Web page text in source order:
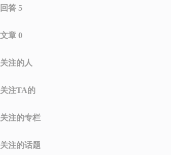
回答 5
文章 0
关注的人
关注TA的
关注的专栏
关注的话题